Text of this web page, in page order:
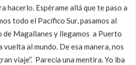
hacerlo. Espérame allá que te paso a
todo el Pacífico Sur, pasamos al
Magallanes y llegamos a Puerto
al mundo. De esa manera, nos
viaje”. Parecía una mentira. Yo iba